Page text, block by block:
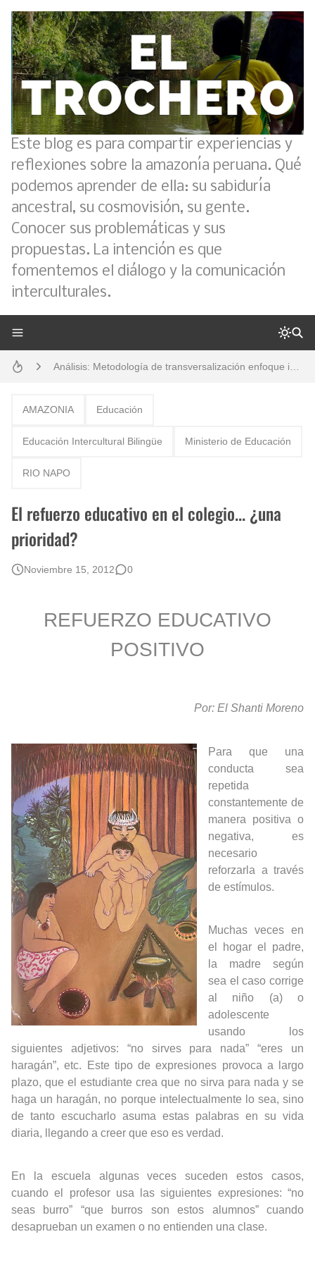
Este blog es para compartir experiencias y
reflexiones sobre la amazonía peruana. Qué
podemos aprender de ella: su sabiduría
ancestral, su cosmovisión, su gente.
Conocer sus problemáticas y sus
propuestas. La intención es que
fomentemos el diálogo y la comunicación
interculturales.
Análisis: Metodología de transversalización enfoque intercultural
AMAZONIA Educación
Educación Intercultural Bilingüe Ministerio de Educación
RIO NAPO
El refuerzo educativo en el colegio... ¿una
prioridad?
Noviembre 15, 2012 0
REFUERZO EDUCATIVO
POSITIVO
Por: El Shanti Moreno
Para que una
conducta sea
repetida
constantemente de
manera positiva o
negativa, es
necesario
reforzarla a través
de estímulos.
Muchas veces en
el hogar el padre,
la madre según
sea el caso corrige
al niño (a) o
adolescente
usando los
siguientes adjetivos: “no sirves para nada” “eres un
haragán”, etc. Este tipo de expresiones provoca a largo
plazo, que el estudiante crea que no sirva para nada y se
haga un haragán, no porque intelectualmente lo sea, sino
de tanto escucharlo asuma estas palabras en su vida
diaria, llegando a creer que eso es verdad.
En la escuela algunas veces suceden estos casos,
cuando el profesor usa las siguientes expresiones: “no
seas burro” “que burros son estos alumnos” cuando
desaprueban un examen o no entienden una clase.